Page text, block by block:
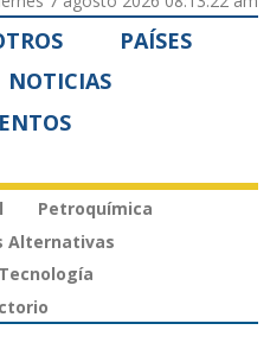
PAÍSES
NOTICIAS
Petroquímica
Alternativas
Tecnología